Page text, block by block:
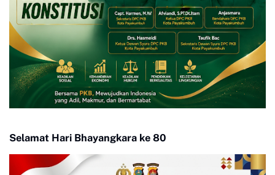
Selamat Hari Bhayangkara ke 80